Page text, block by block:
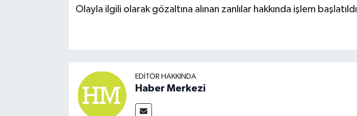
Olayla ilgili olarak gözaltına alınan zanlılar hakkında işlem
EDITÖR HAKKINDA
Haber Merkezi